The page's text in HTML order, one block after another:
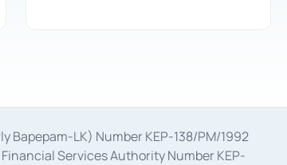
Bapepam-LK) Number KEP-138/PM/1992
Services Authority Number KEP-